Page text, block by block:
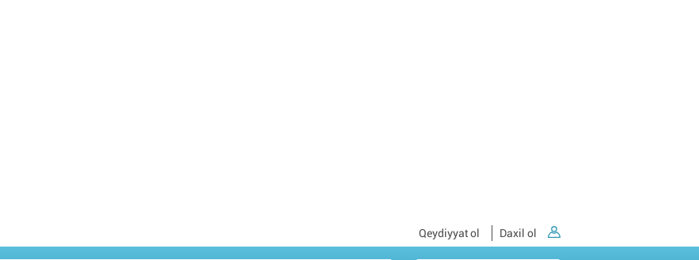
Qeydiyyat ol Daxil ol